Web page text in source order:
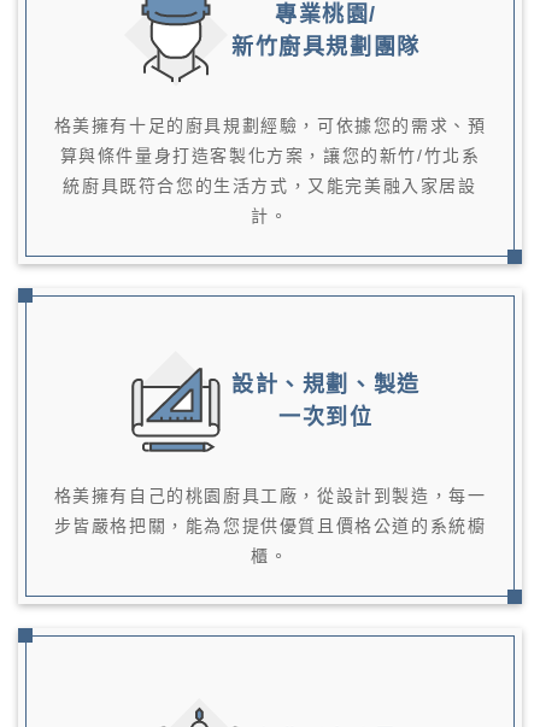
專業桃園/
新竹廚具規劃團隊
格美擁有十足的廚具規劃經驗，可依據您的需求、預
算與條件量身打造客製化方案，讓您的新竹/竹北系
統廚具既符合您的生活方式，又能完美融入家居設
計。
設計、規劃、製造
一次到位
格美擁有自己的桃園廚具工廠，從設計到製造，每一
步皆嚴格把關，能為您提供優質且價格公道的系統櫥
櫃。